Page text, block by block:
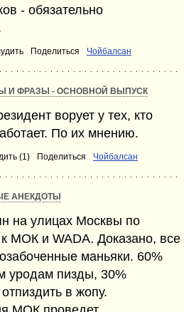
- обязательно
Поделиться Чойбалсан
И ФРАЗЫ - ОСНОВНОЙ ВЫПУСК
ворует у тех, кто
По их мнению.
(1) Поделиться Чойбалсан
АНЕКДОТЫ
на улицах Москвы по
МОК и WADA. Доказано, все
маньяки. 60%
уродам пизды, 30%
в жопу.